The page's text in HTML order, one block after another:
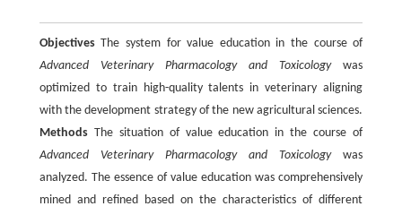
ObjectivesThe system for value education in the course of
Advanced Veterinary Pharmacology and Toxicologywas
optimized to train high-quality talents in veterinary aligning
with the development strategy of the new agricultural sciences.
MethodsThe situation of value education in the course of
Advanced Veterinary Pharmacology and Toxicologywas
analyzed. The essence of value education was comprehensively
mined and refined based on the characteristics of different